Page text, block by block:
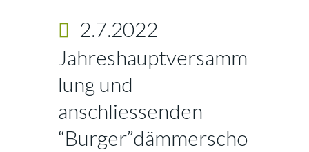
2.7.2022
Jahreshauptversamm
lung und
anschliessenden
“Burger”dämmerscho